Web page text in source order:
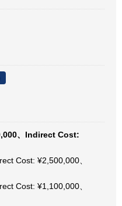
、Indirect Cost:
Cost: ¥2,500,000、
Cost: ¥1,100,000、